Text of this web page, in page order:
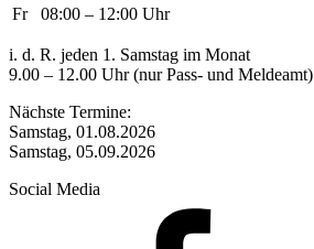
Fr
08:00 – 12:00 Uhr
i. d. R. jeden 1. Samstag im Monat
9.00 – 12.00 Uhr (nur Pass- und Meldeamt)
Nächste Termine:
Samstag, 01.08.2026
Samstag, 05.09.2026
Social Media